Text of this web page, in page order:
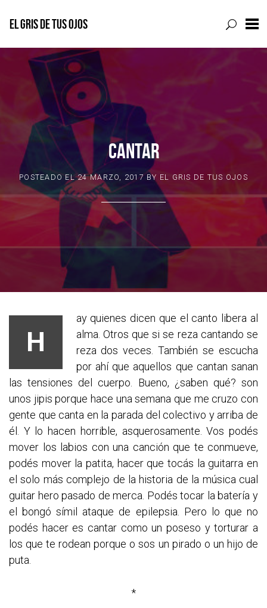
EL GRIS DE TUS OJOS
CANTAR
POSTEADO EL24 MARZO, 2017BY EL GRIS DE TUS OJOS
H
ay quienes dicen que el canto libera al
alma. Otros que si se reza cantando se
reza dos veces. También se escucha
por ahí que aquellos que cantan sanan
las tensiones del cuerpo. Bueno, ¿saben qué? son
unos jipis porque hace una semana que me cruzo con
gente que canta en la parada del colectivo y arriba de
él. Y lo hacen horrible, asquerosamente. Vos podés
mover los labios con una canción que te conmueve,
podés mover la patita, hacer que tocás la guitarra en
el solo más complejo de la historia de la música cual
guitar hero pasado de merca. Podés tocar la batería y
el bongó símil ataque de epilepsia. Pero lo que no
podés hacer es cantar como un poseso y torturar a
los que te rodean porque o sos un pirado o un hijo de
puta.
*